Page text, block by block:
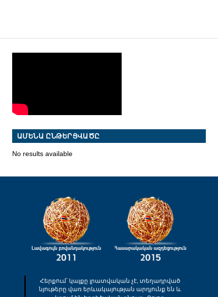
ԱՄԵՆԱ ԸՆԹԵՐՑՎԱԾԸ
No results available
Հերքում՝ կայքը լրատվական չէ, տեղադրված
նյութերը վառ երևակայության արդյունք են և